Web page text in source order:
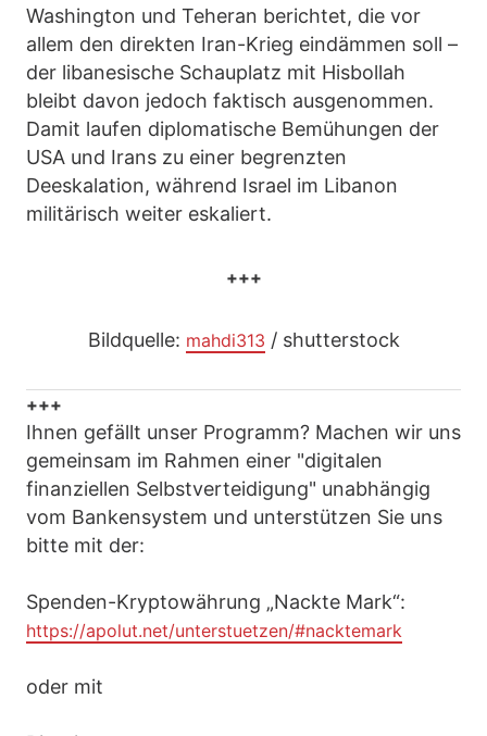
Washington und Teheran berichtet, die vor
allem den direkten Iran-Krieg eindämmen soll –
der libanesische Schauplatz mit Hisbollah
bleibt davon jedoch faktisch ausgenommen.
Damit laufen diplomatische Bemühungen der
USA und Irans zu einer begrenzten
Deeskalation, während Israel im Libanon
militärisch weiter eskaliert.
+++
Bildquelle: mahdi313 / shutterstock
+++
Ihnen gefällt unser Programm? Machen wir uns
gemeinsam im Rahmen einer "digitalen
finanziellen Selbstverteidigung" unabhängig
vom Bankensystem und unterstützen Sie uns
bitte mit der:
Spenden-Kryptowährung „Nackte Mark“:
https://apolut.net/unterstuetzen/#nacktemark
oder mit